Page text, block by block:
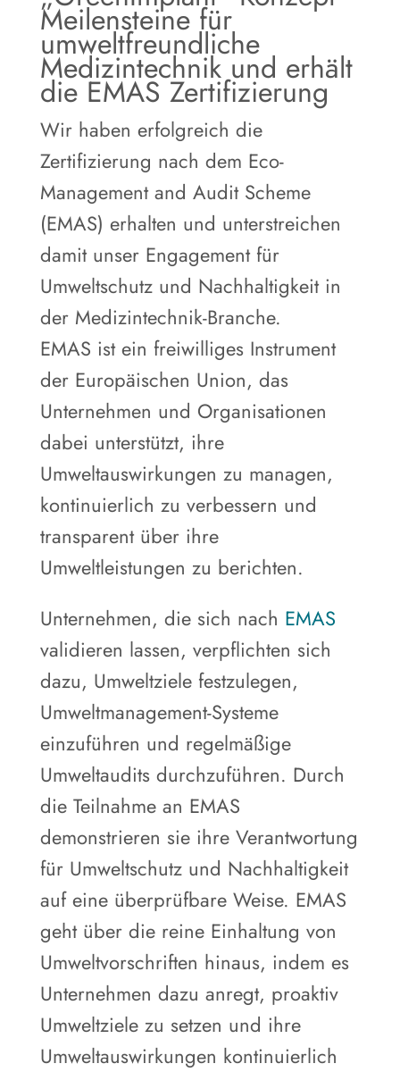
Meilensteine für
umweltfreundliche
Medizintechnik und erhält
die EMAS Zertifizierung
Wir haben erfolgreich die
Zertifizierung nach dem Eco-
Management and Audit Scheme
(EMAS) erhalten und unterstreichen
damit unser Engagement für
Umweltschutz und Nachhaltigkeit in
der Medizintechnik-Branche.
EMAS ist ein freiwilliges Instrument
der Europäischen Union, das
Unternehmen und Organisationen
dabei unterstützt, ihre
Umweltauswirkungen zu managen,
kontinuierlich zu verbessern und
transparent über ihre
Umweltleistungen zu berichten.
Unternehmen, die sich nach EMAS
validieren lassen, verpflichten sich
dazu, Umweltziele festzulegen,
Umweltmanagement-Systeme
einzuführen und regelmäßige
Umweltaudits durchzuführen. Durch
die Teilnahme an EMAS
demonstrieren sie ihre Verantwortung
für Umweltschutz und Nachhaltigkeit
auf eine überprüfbare Weise. EMAS
geht über die reine Einhaltung von
Umweltvorschriften hinaus, indem es
Unternehmen dazu anregt, proaktiv
Umweltziele zu setzen und ihre
Umweltauswirkungen kontinuierlich